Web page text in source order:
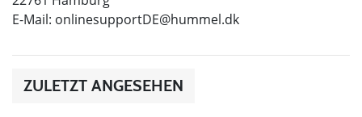
E-Mail: onlinesupportDE@hummel.dk
ZULETZT ANGESEHEN